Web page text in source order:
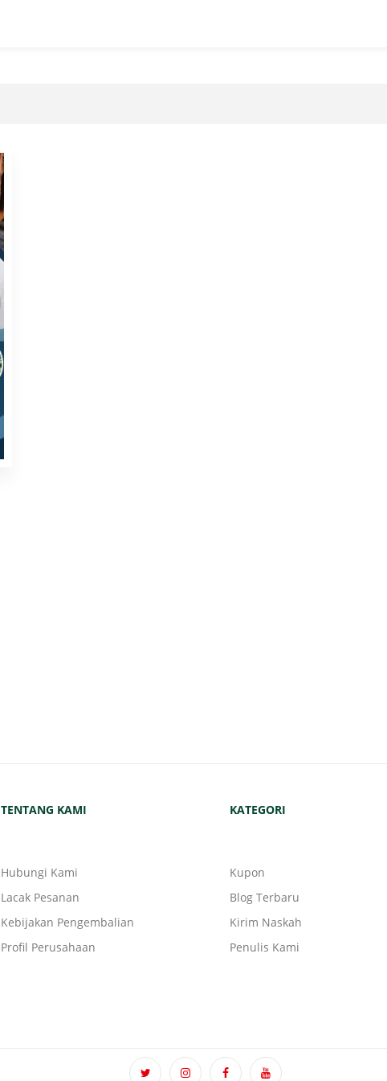
TENTANG KAMI
Hubungi Kami
Lacak Pesanan
Kebijakan Pengembalian
Profil Perusahaan
KATEGORI
Kupon
Blog Terbaru
Kirim Naskah
Penulis Kami